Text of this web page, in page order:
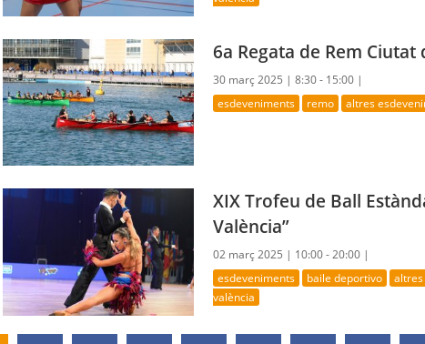
6a Regata de Rem Ciutat
30 març 2025 |8:30 - 15:00 |
esdeveniments remo altres
XIX Trofeu de Ball
València”
02 març 2025 | 10:00 - 20:00 |
esdeveniments baile deportivo
valència